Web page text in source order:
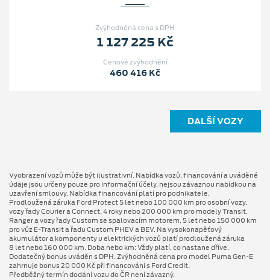
Zvýhodněná cena s DPH
1 127 225 Kč
Cenové zvýhodnění
460 416 Kč
DALŠÍ VOZY
Vyobrazení vozů může být ilustrativní. Nabídka vozů, financování a uváděné
údaje jsou určeny pouze pro informační účely, nejsou závaznou nabídkou na
uzavření smlouvy. Nabídka financování platí pro podnikatele.
Prodloužená záruka Ford Protect 5 let nebo 100 000 km pro osobní vozy,
vozy řady Courier a Connect, 4 roky nebo 200 000 km pro modely Transit,
Ranger a vozy řady Custom se spalovacím motorem, 5 let nebo 150 000 km
pro vůz E-Transit a řadu Custom PHEV a BEV. Na vysokonapěťový
akumulátor a komponenty u elektrických vozů platí prodloužená záruka
8 let nebo 160 000 km. Doba nebo km: Vždy platí, co nastane dříve.
Dodatečný bonus uváděn s DPH. Zvýhodněná cena pro model Puma Gen⁠-⁠E
zahrnuje bonus 20 000 Kč při financování s Ford Credit.
Předběžný termín dodání vozu do ČR není závazný.